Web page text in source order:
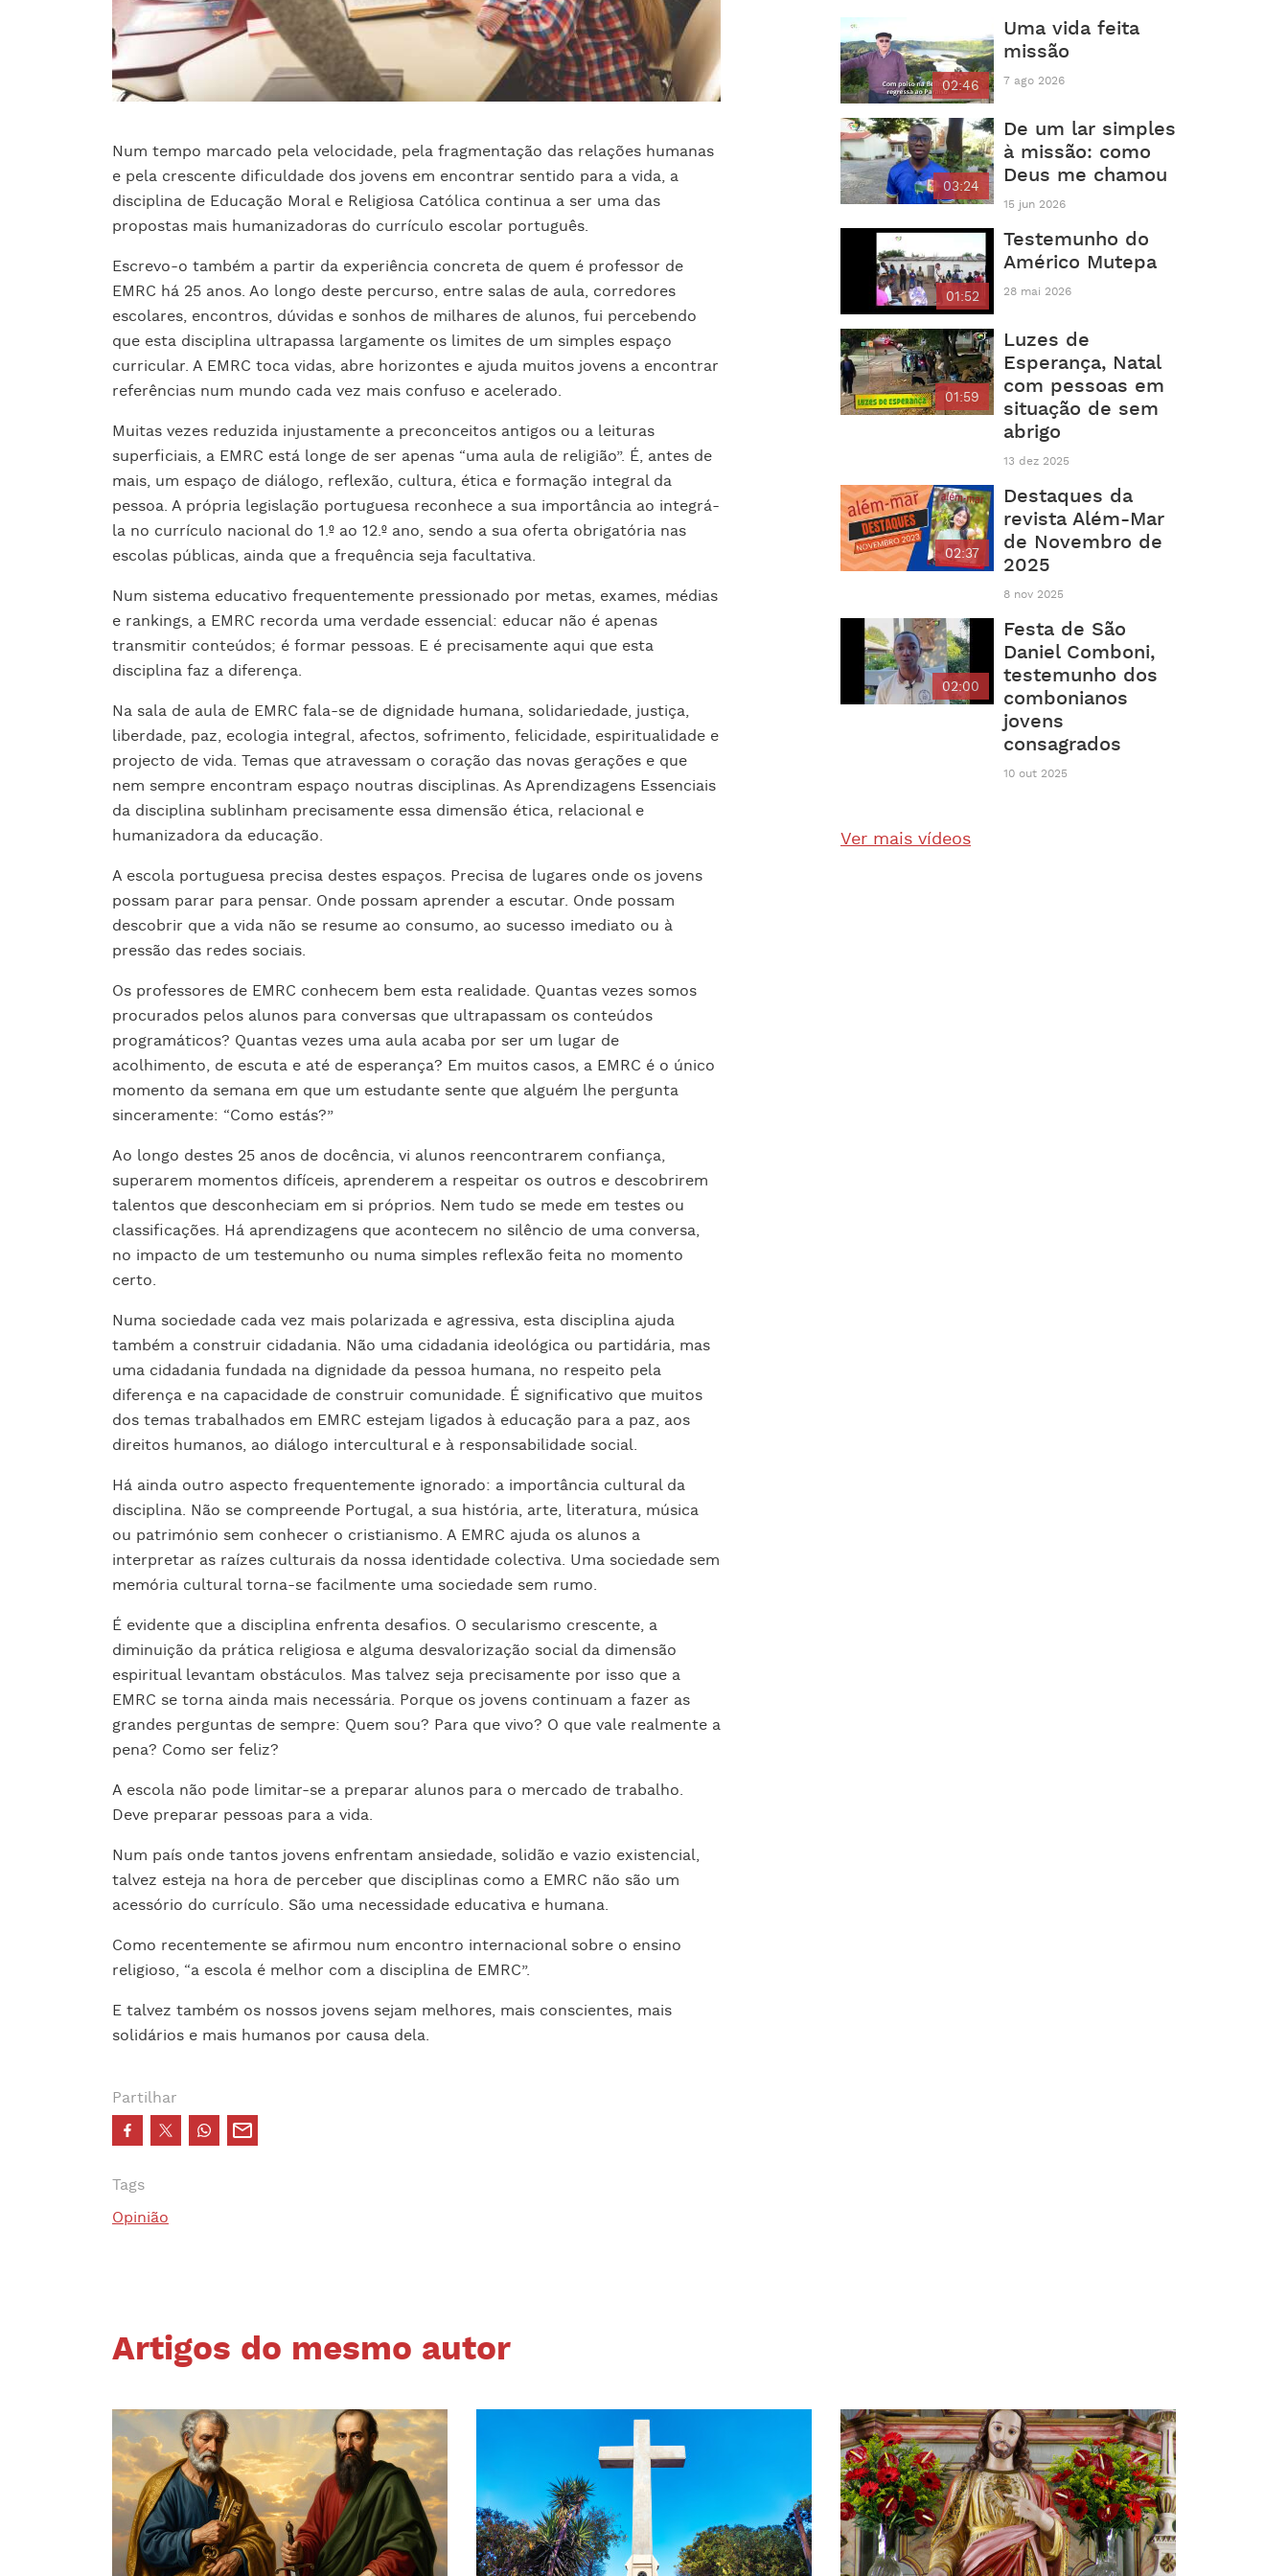
Num tempo marcado pela velocidade, pela fragmentação das relações humanas
e pela crescente dificuldade dos jovens em encontrar sentido para a vida, a
disciplina de Educação Moral e Religiosa Católica continua a ser uma das
propostas mais humanizadoras do currículo escolar português.
Escrevo-o também a partir da experiência concreta de quem é professor de
EMRC há 25 anos. Ao longo deste percurso, entre salas de aula, corredores
escolares, encontros, dúvidas e sonhos de milhares de alunos, fui percebendo
que esta disciplina ultrapassa largamente os limites de um simples espaço
curricular. A EMRC toca vidas, abre horizontes e ajuda muitos jovens a encontrar
referências num mundo cada vez mais confuso e acelerado.
Muitas vezes reduzida injustamente a preconceitos antigos ou a leituras
superficiais, a EMRC está longe de ser apenas “uma aula de religião”. É, antes de
mais, um espaço de diálogo, reflexão, cultura, ética e formação integral da
pessoa. A própria legislação portuguesa reconhece a sua importância ao integrá-
la no currículo nacional do 1.º ao 12.º ano, sendo a sua oferta obrigatória nas
escolas públicas, ainda que a frequência seja facultativa.
Num sistema educativo frequentemente pressionado por metas, exames, médias
e rankings, a EMRC recorda uma verdade essencial: educar não é apenas
transmitir conteúdos; é formar pessoas. E é precisamente aqui que esta
disciplina faz a diferença.
Na sala de aula de EMRC fala-se de dignidade humana, solidariedade, justiça,
liberdade, paz, ecologia integral, afectos, sofrimento, felicidade, espiritualidade e
projecto de vida. Temas que atravessam o coração das novas gerações e que
nem sempre encontram espaço noutras disciplinas. As Aprendizagens Essenciais
da disciplina sublinham precisamente essa dimensão ética, relacional e
humanizadora da educação.
A escola portuguesa precisa destes espaços. Precisa de lugares onde os jovens
possam parar para pensar. Onde possam aprender a escutar. Onde possam
descobrir que a vida não se resume ao consumo, ao sucesso imediato ou à
pressão das redes sociais.
Os professores de EMRC conhecem bem esta realidade. Quantas vezes somos
procurados pelos alunos para conversas que ultrapassam os conteúdos
programáticos? Quantas vezes uma aula acaba por ser um lugar de
acolhimento, de escuta e até de esperança? Em muitos casos, a EMRC é o único
momento da semana em que um estudante sente que alguém lhe pergunta
sinceramente: “Como estás?”
Ao longo destes 25 anos de docência, vi alunos reencontrarem confiança,
superarem momentos difíceis, aprenderem a respeitar os outros e descobrirem
talentos que desconheciam em si próprios. Nem tudo se mede em testes ou
classificações. Há aprendizagens que acontecem no silêncio de uma conversa,
no impacto de um testemunho ou numa simples reflexão feita no momento
certo.
Numa sociedade cada vez mais polarizada e agressiva, esta disciplina ajuda
também a construir cidadania. Não uma cidadania ideológica ou partidária, mas
uma cidadania fundada na dignidade da pessoa humana, no respeito pela
diferença e na capacidade de construir comunidade. É significativo que muitos
dos temas trabalhados em EMRC estejam ligados à educação para a paz, aos
direitos humanos, ao diálogo intercultural e à responsabilidade social.
Há ainda outro aspecto frequentemente ignorado: a importância cultural da
disciplina. Não se compreende Portugal, a sua história, arte, literatura, música
ou património sem conhecer o cristianismo. A EMRC ajuda os alunos a
interpretar as raízes culturais da nossa identidade colectiva. Uma sociedade sem
memória cultural torna-se facilmente uma sociedade sem rumo.
É evidente que a disciplina enfrenta desafios. O secularismo crescente, a
diminuição da prática religiosa e alguma desvalorização social da dimensão
espiritual levantam obstáculos. Mas talvez seja precisamente por isso que a
EMRC se torna ainda mais necessária. Porque os jovens continuam a fazer as
grandes perguntas de sempre: Quem sou? Para que vivo? O que vale realmente a
pena? Como ser feliz?
A escola não pode limitar-se a preparar alunos para o mercado de trabalho.
Deve preparar pessoas para a vida.
Num país onde tantos jovens enfrentam ansiedade, solidão e vazio existencial,
talvez esteja na hora de perceber que disciplinas como a EMRC não são um
acessório do currículo. São uma necessidade educativa e humana.
Como recentemente se afirmou num encontro internacional sobre o ensino
religioso, “a escola é melhor com a disciplina de EMRC”.
E talvez também os nossos jovens sejam melhores, mais conscientes, mais
solidários e mais humanos por causa dela.
Partilhar
Tags
Opinião
02:46
Uma vida feita
missão
7 ago 2026
03:24
De um lar simples
à missão: como
Deus me chamou
15 jun 2026
01:52
Testemunho do
Américo Mutepa
28 mai 2026
01:59
Luzes de
Esperança, Natal
com pessoas em
situação de sem
abrigo
13 dez 2025
02:37
Destaques da
revista Além-Mar
de Novembro de
2025
8 nov 2025
02:00
Festa de São
Daniel Comboni,
testemunho dos
combonianos
jovens
consagrados
10 out 2025
Ver mais vídeos
Artigos do mesmo autor